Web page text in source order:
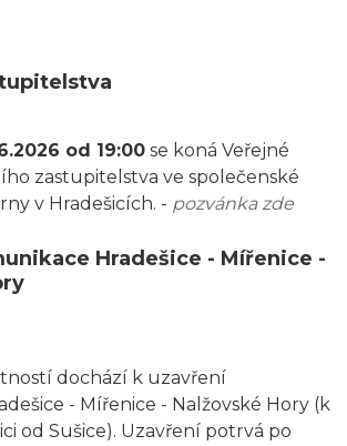
od 19:00 se koná Veřejné
zastupitelstva ve společenské
v Hradešicích. - pozvánka zde
Hradešice - Mířenice -
dochází k uzavření
- Mířenice - Nalžovské Hory (k
od Sušice). Uzavření potrvá po